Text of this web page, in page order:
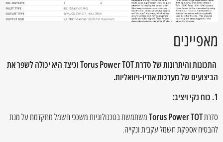
מאפיינים
התכונות והיתרונות של סדרת Torus Power TOT וכיצד היא יכולה לשפר את
הביצועים של מערכות אודיו-ויזואליות.
1. כוח נקי ויציב:
סדרתTorus Power TOTמשתמשת בטכנולוגיות משככי חשמל מתקדמת על מנת
להבטיח אספקת חשמל עקבית ונקייה.